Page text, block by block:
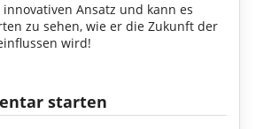
Ansatz und kann es
zu sehen, wie er die Zukunft der
wird!
starten